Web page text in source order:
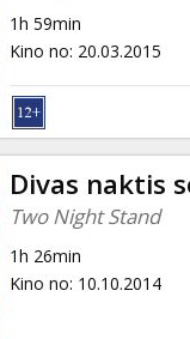
1h 59min
Kino no: 20.03.2015
Divas naktis
Two Night Stand
1h 26min
Kino no: 10.10.2014